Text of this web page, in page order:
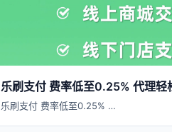
乐刷支付 费率低至0.25% 代理轻
乐刷支付 费率低至0.25% …